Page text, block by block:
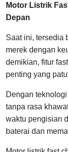
Motor Listrik
Depan
Saat ini, tersedia
merek dengan
demikian, fitur
penting yang
Dengan
tanpa rasa
waktu pengisian
baterai dan